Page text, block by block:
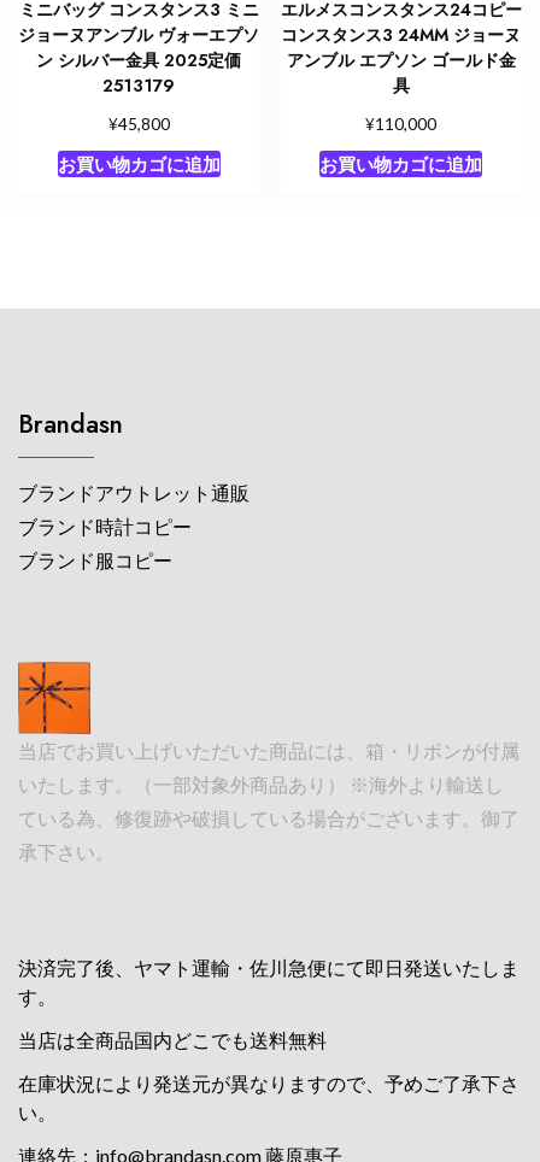
ミニバッグ コンスタンス3 ミニ
ジョーヌアンブル ヴォーエプソ
ン シルバー金具 2025定価
2513179
¥45,800
お買い物カゴに追加
エルメスコンスタンス24コピー
コンスタンス3 24MM ジョーヌ
アンブル エプソン ゴールド金
具
¥110,000
お買い物カゴに追加
Brandasn
ブランドアウトレット通販
ブランド時計コピー
ブランド服コピー
当店でお買い上げいただいた商品には、箱・リボンが付属
いたします。（一部対象外商品あり） ※海外より輸送し
ている為、修復跡や破損している場合がございます。御了
承下さい。
決済完了後、ヤマト運輸・佐川急便にて即日発送いたしま
す。
当店は全商品国内どこでも送料無料
在庫状況により発送元が異なりますので、予めご了承下さ
い。
連絡先： info@brandasn.com藤原惠子